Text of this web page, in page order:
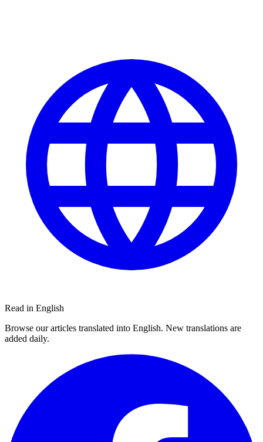
Read in English
Browse our articles translated into English. New translations are
added daily.